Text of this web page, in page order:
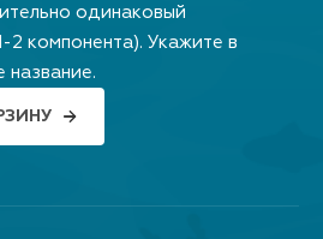
одинаковый
2 компонента). Укажите в
название.